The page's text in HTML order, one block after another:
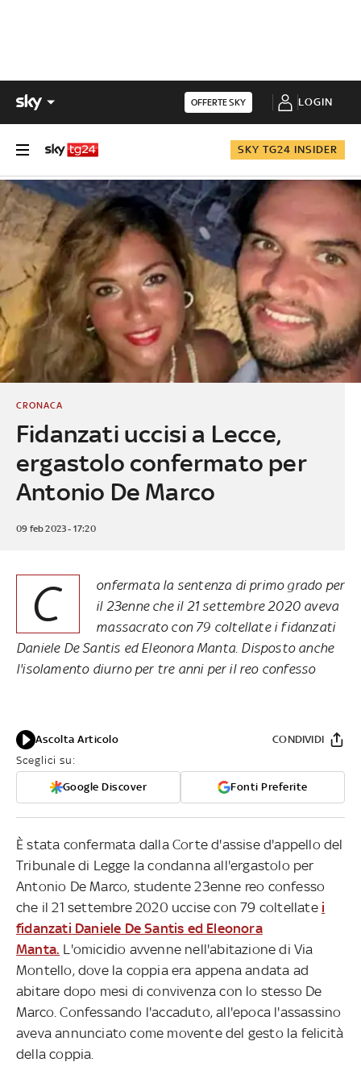
OFFERTE SKY LOGIN
SKY TG24 INSIDER
Fidanzati uccisi a Lecce,
ergastolo confermato per
Antonio De Marco
CRONACA
09 feb 2023 - 17:20
C
onfermata la sentenza di primo grado per
il 23enne che il 21 settembre 2020 aveva
massacrato con 79 coltellate i fidanzati
Daniele De Santis ed Eleonora Manta. Disposto anche
l'isolamento diurno per tre anni per il reo confesso
Ascolta Articolo
Sceglici su:
Google Discover Fonti Preferite
CONDIVIDI
È stata confermata dalla Corte d'assise d'appello del
Tribunale di Legge la condanna all'ergastolo per
Antonio De Marco, studente 23enne reo confesso
che il 21 settembre 2020 uccise con 79 coltellate i
fidanzati Daniele De Santis ed Eleonora
Manta. L'omicidio avvenne nell'abitazione di Via
Montello, dove la coppia era appena andata ad
abitare dopo mesi di convivenza con lo stesso De
Marco. Confessando l'accaduto, all'epoca l'assassino
aveva annunciato come movente del gesto la felicità
della coppia.